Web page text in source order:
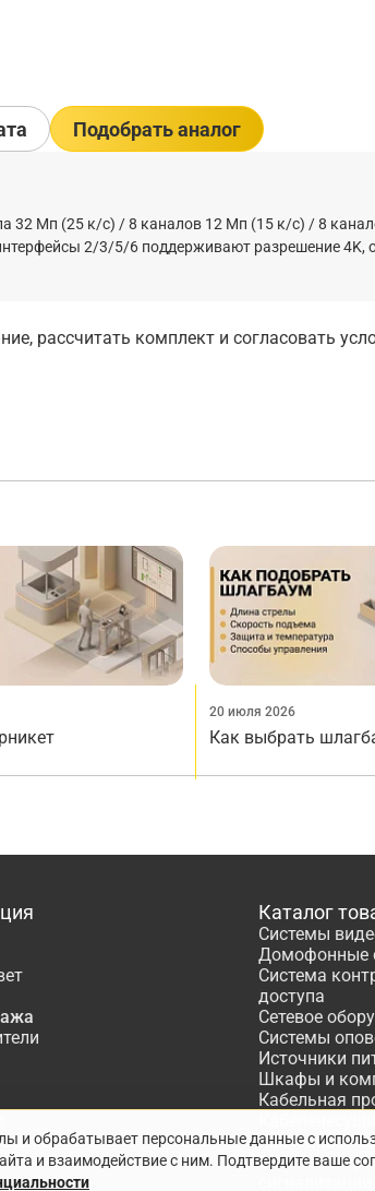
32 Мп (25 к/с) / 8 каналов 12 Мп (15 к/с) / 8
2/3/5/6 поддерживают разрешение 4K,
рассчитать комплект и согласовать
Подобрать аналог
20 июля 2026
Как выбрать
Каталог
Системы
Домофонные
Система
доступа
Сетевое
Системы
Источники
Шкафы и
Кабельная
Расходные
Системы
и обрабатывает персональные данные с
и взаимодействие с ним. Подтвердите ваше